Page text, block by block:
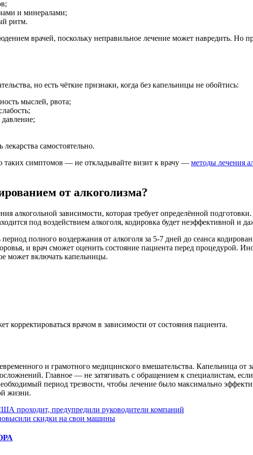
и минералами;
ритм.
врачей, поскольку неправильное лечение может навредить. Но
но есть чёткие признаки, когда без капельницы не обойтись:
мыслей, рвота;
самостоятельно.
таких симптомов — не откладывайте визит к врачу — методы лечения
от алкоголизма?
алкогольной зависимости, которая требует определённой
под воздействием алкоголя, кодировка будет неэффективной и
полного воздержания от алкоголя за 5-7 дней до сеанса
и врач сможет оценить состояние пациента перед процедурой.
может включать капельницы.
врачом в зависимости от состояния пациента.
и грамотного медицинского вмешательства. Капельница
Главное — не затягивать с обращением к специалистам,
период трезвости, чтобы лечение было максимально
жизни.
проходит, предупредили руководители компаний
скидки на свои машины